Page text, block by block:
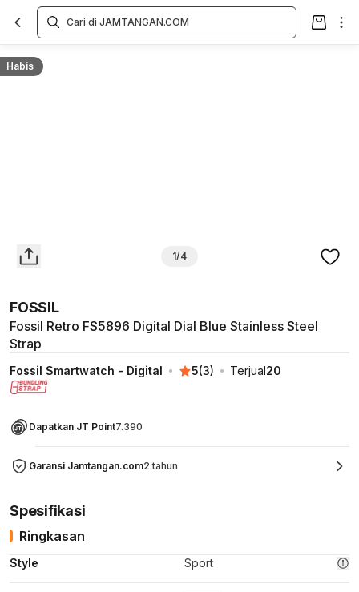
Habis
1/4
FOSSIL
Fossil Retro FS5896 Digital Dial Blue Stainless Steel
Strap
Fossil Smartwatch - Digital 5(3) Terjual20
Dapatkan JT Point7.390
Garansi Jamtangan.com2 tahun
Overview
Spesifikasi
Ringkasan
Style Sport